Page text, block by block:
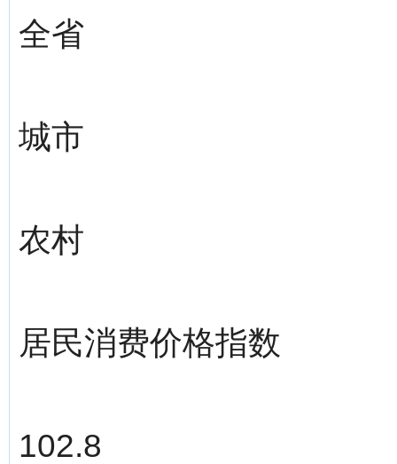
全省
城市
农村
居民消费价格指数
102.8